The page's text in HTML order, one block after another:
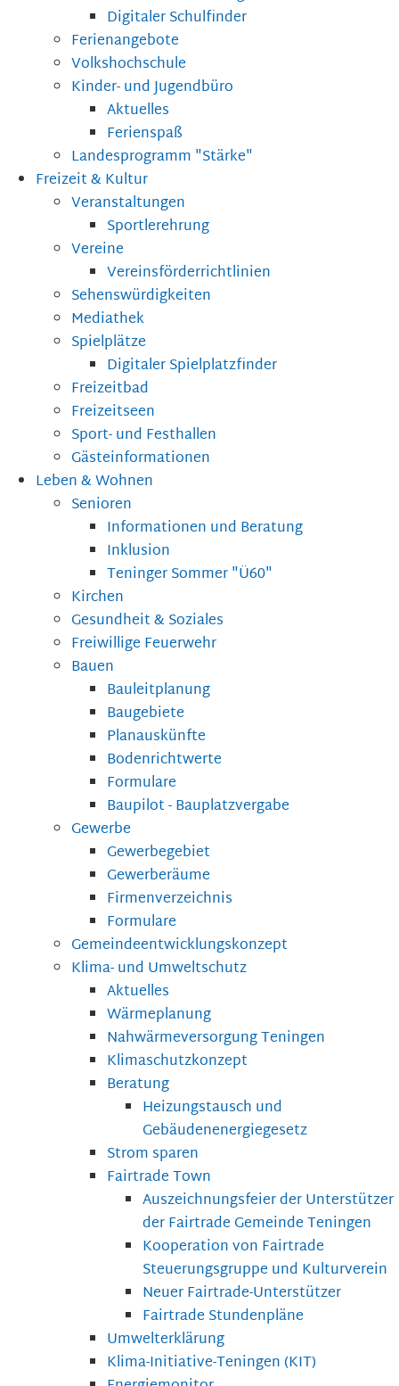
Digitaler Schulfinder
Ferienangebote
Volkshochschule
Kinder- und Jugendbüro
Aktuelles
Ferienspaß
Landesprogramm "Stärke"
Freizeit & Kultur
Veranstaltungen
Sportlerehrung
Vereine
Vereinsförderrichtlinien
Sehenswürdigkeiten
Mediathek
Spielplätze
Digitaler Spielplatzfinder
Freizeitbad
Freizeitseen
Sport- und Festhallen
Gästeinformationen
Leben & Wohnen
Senioren
Informationen und Beratung
Inklusion
Teninger Sommer "Ü60"
Kirchen
Gesundheit & Soziales
Freiwillige Feuerwehr
Bauen
Bauleitplanung
Baugebiete
Planauskünfte
Bodenrichtwerte
Formulare
Baupilot - Bauplatzvergabe
Gewerbe
Gewerbegebiet
Gewerberäume
Firmenverzeichnis
Formulare
Gemeindeentwicklungskonzept
Klima- und Umweltschutz
Aktuelles
Wärmeplanung
Nahwärmeversorgung Teningen
Klimaschutzkonzept
Beratung
Heizungstausch und
Gebäudenenergiegesetz
Strom sparen
Fairtrade Town
Auszeichnungsfeier der Unterstützer
der Fairtrade Gemeinde Teningen
Kooperation von Fairtrade
Steuerungsgruppe und Kulturverein
Neuer Fairtrade-Unterstützer
Fairtrade Stundenpläne
Umwelterklärung
Klima-Initiative-Teningen (KIT)